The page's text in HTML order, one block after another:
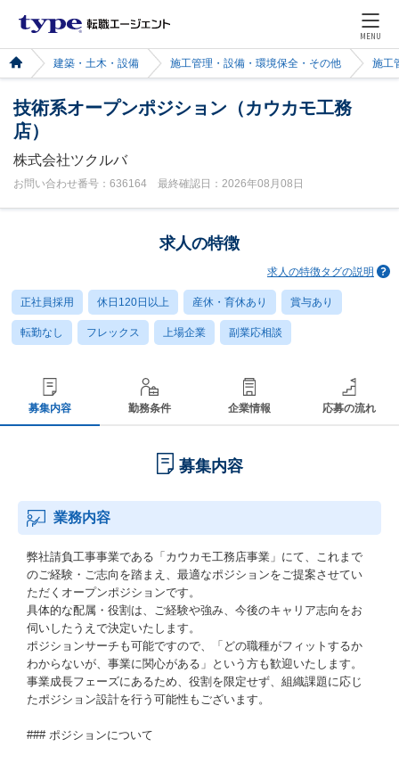
MENU
建築・土木・設備 施工管理・設備・環境保全・その他 施工
技術系オープンポジション（カウカモ工務
店）
株式会社ツクルバ
お問い合わせ番号：636164 最終確認日：2026年08月08日
求人の特徴
求人の特徴タグの説明
正社員採用 休日120日以上 産休・育休あり 賞与あり
転勤なし フレックス 上場企業 副業応相談
募集内容 勤務条件 企業情報 応募の流れ
募集内容
業務内容
弊社請負工事事業である「カウカモ工務店事業」にて、これまで
のご経験・ご志向を踏まえ、最適なポジションをご提案させてい
ただくオープンポジションです。
具体的な配属・役割は、ご経験や強み、今後のキャリア志向をお
伺いしたうえで決定いたします。
ポジションサーチも可能ですので、「どの職種がフィットするか
わからないが、事業に関心がある」という方も歓迎いたします。
事業成長フェーズにあるため、役割を限定せず、組織課題に応じ
たポジション設計を行う可能性もございます。
### ポジションについて